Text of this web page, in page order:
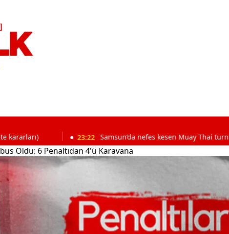
23:22 Samsun’da nefes kesen Muay Thai turnuvası başladı
Oldu: 6 Penaltıdan 4'ü Karavana